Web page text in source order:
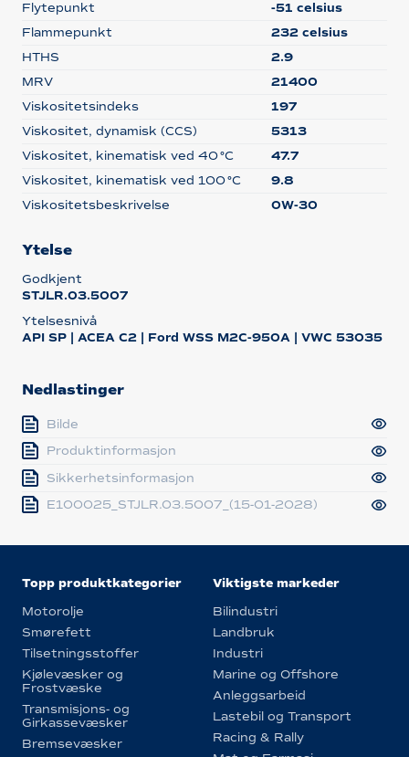
Flytepunkt
-51 celsius
Flammepunkt
232 celsius
HTHS
2.9
MRV
21400
Viskositetsindeks
197
Viskositet, dynamisk (CCS)
5313
Viskositet, kinematisk ved 40 °C
47.7
Viskositet, kinematisk ved 100 °C
9.8
Viskositetsbeskrivelse
0W-30
Ytelse
Godkjent
STJLR.03.5007
Ytelsesnivå
API SP | ACEA C2 | Ford WSS M2C-950A | VWC 53035
Nedlastinger
Bilde
Produktinformasjon
Sikkerhetsinformasjon
E100025_STJLR.03.5007_(15-01-2028)
Topp produktkategorier
Motorolje
Smørefett
Tilsetningsstoffer
Kjølevæsker og
Frostvæske
Transmisjons- og
Girkassevæsker
Bremsevæsker
Viktigste markeder
Bilindustri
Landbruk
Industri
Marine og Offshore
Anleggsarbeid
Lastebil og Transport
Racing & Rally